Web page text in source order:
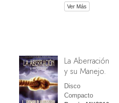
Ver Más
La Aberración
y su Manejo.
Disco
Compacto